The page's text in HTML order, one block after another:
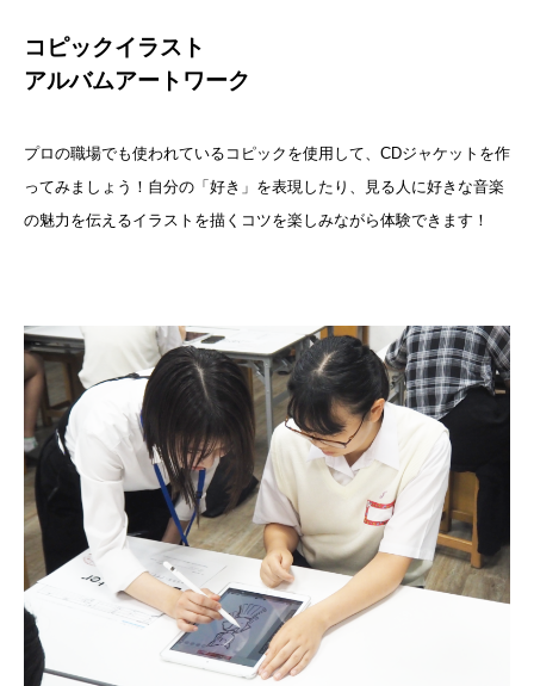
コピックイラスト
アルバムアートワーク
プロの職場でも使われているコピックを使用して、CDジャケットを作
ってみましょう！自分の「好き」を表現したり、見る人に好きな音楽
の魅力を伝えるイラストを描くコツを楽しみながら体験できます！